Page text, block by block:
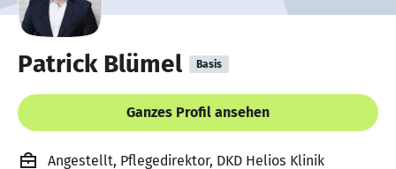
Patrick Blümel Basis
Ganzes Profil ansehen
Angestellt, Pflegedirektor, DKD Helios Klinik